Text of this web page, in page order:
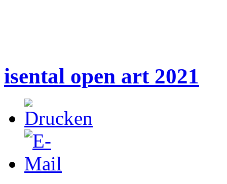
isental open art 2021